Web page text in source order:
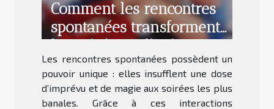
Comment les rencontres
spontanées transforment
les soirées ordinaires ?
Les rencontres spontanées possèdent un
pouvoir unique : elles insufflent une dose
d’imprévu et de magie aux soirées les plus
banales. Grâce à ces interactions